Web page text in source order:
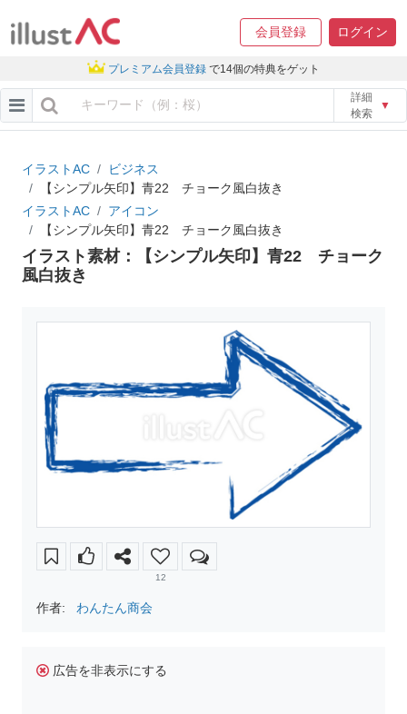
会員登録 ログイン
プレミアム会員登録 で14個の特典をゲット
詳細
検索
▼
イラストAC
ビジネス
【シンプル矢印】青22 チョーク風白抜き
イラストAC
アイコン
【シンプル矢印】青22 チョーク風白抜き
イラスト素材：【シンプル矢印】青22 チョーク
風白抜き
12
作者: わんたん商会
広告を非表示にする